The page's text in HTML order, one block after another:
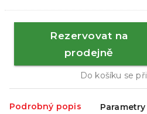
Rezervovat na
prodejně
Do košíku se
Podrobný popis Parametry